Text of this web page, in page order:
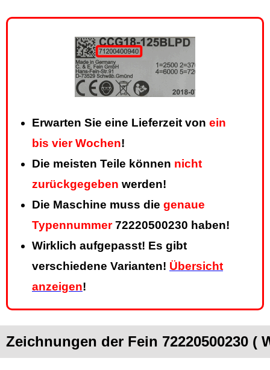
Erwarten Sie eine Lieferzeit von ein
bis vier Wochen!
Die meisten Teile können nicht
zurückgegeben werden!
Die Maschine muss die genaue
Typennummer72220500230 haben!
Wirklich aufgepasst! Es gibt
verschiedene Varianten! Übersicht
anzeigen!
Zeichnungen der Fein 72220500230 (